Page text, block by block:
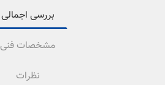
بررسی اجمالی
مشخصات فنی
نظرات